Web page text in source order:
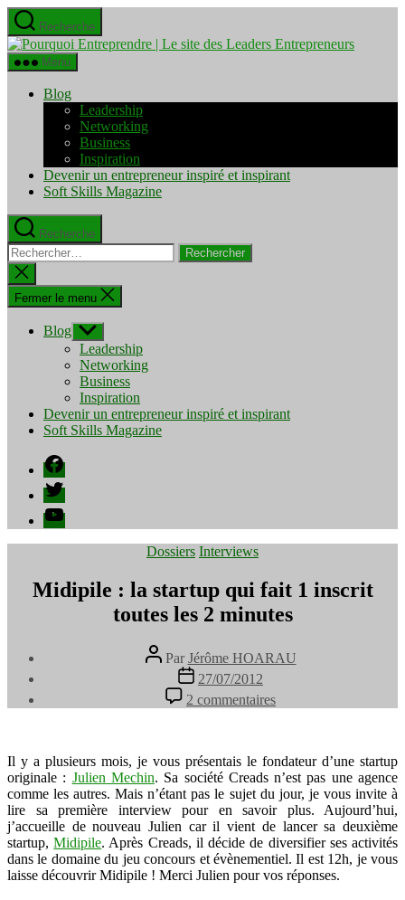
Aller
au
contenu
Recherche
Pourquoi
Menu
Blog
Leadership
Networking
Business
Inspiration
Devenir un entrepreneur inspiré et inspirant
Soft Skills Magazine
Recherche
Rechercher :
Fermer
la
recherche
Fermer le menu
Blog Afficher
le
sous-
menu
Leadership
Networking
Business
Inspiration
Devenir un entrepreneur inspiré et inspirant
Soft Skills Magazine
Facebook
Twitter
YouTube
Catégories
Dossiers Interviews
Midipile : la startup qui fait 1 inscrit
toutes les 2 minutes
Auteur
de
l’article
Par Jérôme HOARAU
Date
de
l’article
27/07/2012
2 commentaires
Midipile
startup
qui
fait
1
inscrit
toutes
les
2
Il y a plusieurs mois, je vous présentais le fondateur d’une startup
originale : Julien Mechin. Sa société Creads n’est pas une agence
comme les autres. Mais n’étant pas le sujet du jour, je vous invite à
lire sa première interview pour en savoir plus. Aujourd’hui,
j’accueille de nouveau Julien car il vient de lancer sa deuxième
startup,Midipile. Après Creads, il décide de diversifier ses activités
dans le domaine du jeu concours et évènementiel. Il est 12h, je vous
laisse découvrir Midipile ! Merci Julien pour vos réponses.